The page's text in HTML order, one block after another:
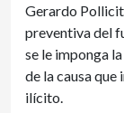
Gerardo
preventiva del
se le imponga
de la causa
ilícito.